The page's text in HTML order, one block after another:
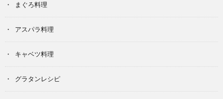
まぐろ料理
アスパラ料理
キャベツ料理
グラタンレシピ